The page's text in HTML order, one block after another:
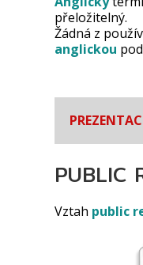
přeložitelný.
Žádná z
anglickou
PUBLIC
Vztah public